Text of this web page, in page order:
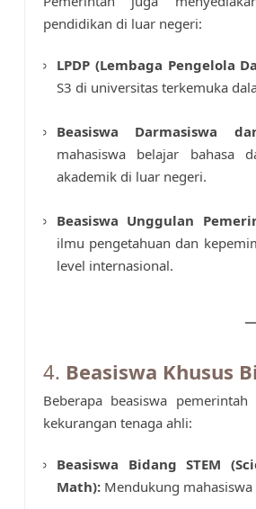
pendidikan di luar negeri:
LPDP (Lembaga Pengelola
S3 di universitas terkemuka
Beasiswa Darmasiswa
mahasiswa belajar bahasa
akademik di luar negeri.
Beasiswa Unggulan
ilmu pengetahuan dan
level internasional.
4. Beasiswa Khusus
Beberapa beasiswa
kekurangan tenaga ahli:
Beasiswa Bidang STEM
Math):Mendukung